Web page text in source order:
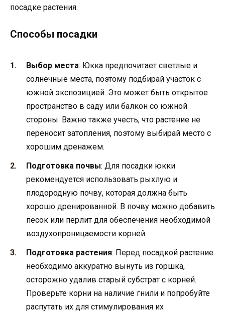
посадке растения.
Способы посадки
Выбор места: Юкка предпочитает светлые и
солнечные места, поэтому подбирай участок с
южной экспозицией. Это может быть открытое
пространство в саду или балкон со южной
стороны. Важно также учесть, что растение не
переносит затопления, поэтому выбирай место с
хорошим дренажем.
Подготовка почвы: Для посадки юкки
рекомендуется использовать рыхлую и
плодородную почву, которая должна быть
хорошо дренированной. В почву можно добавить
песок или перлит для обеспечения необходимой
воздухопроницаемости корней.
Подготовка растения: Перед посадкой растение
необходимо аккуратно вынуть из горшка,
осторожно удалив старый субстрат с корней.
Проверьте корни на наличие гнили и попробуйте
распутать их для стимулирования их